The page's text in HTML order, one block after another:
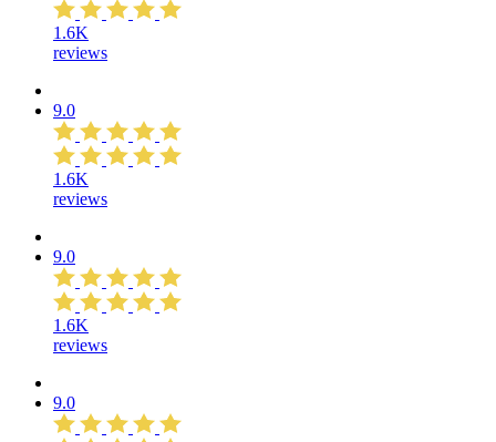
1.6K
reviews
9.0
1.6K
reviews
9.0
1.6K
reviews
9.0